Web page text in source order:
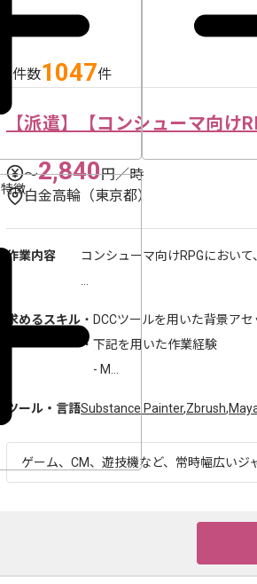
徴
件数1047件
【派遣】【コンシューマ向け
〜2,840円／時
白金高輪（東京都）
作業内容
コンシューマ向けRPGにおい
求めるスキル ・DCCツールを用いた背景ア
・下記を用いた作業経験
- M...
ツール・言語Substance Painter,Zbrush,
ゲーム、CM、遊技機など、常時幅広いジ